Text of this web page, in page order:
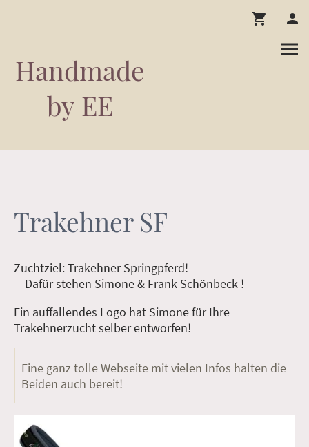
Handmade
by EE
Trakehner SF
Zuchtziel: Trakehner Springpferd!
Dafür stehen Simone & Frank Schönbeck !
Ein auffallendes Logo hat Simone für Ihre
Trakehnerzucht selber entworfen!
Eine ganz tolle Webseite mit vielen Infos halten die
Beiden auch bereit!